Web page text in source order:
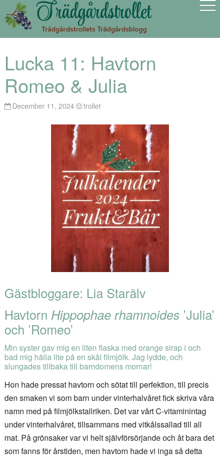
Lucka 11: Havtorn
Romeo & Julia
December 11, 2024 trollet
Gästbloggare: Lia Starälv
Havtorn Hippophae rhamnoides ’Julia’
och ’Romeo’
Min syster gav mig en liten flaska med orange sirap i och
bad mig hälla lite på en skål filmjölk. Jag lydde, och
slungades tillbaka till barndomens mornar!
Hon hade pressat havtorn och sötat till perfektion, till precis
den smaken vi som barn under vinterhalvåret fick skriva våra
namn med på filmjölkstallriken. Det var vårt C-vitaminintag
under vinterhalvåret, tillsammans med vitkålssallad till all
mat. På grönsaker var vi helt självförsörjande och åt bara det
som fanns för årstiden, men havtorn hade vi inga så detta